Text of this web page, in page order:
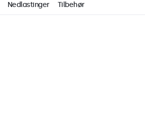
Nedlastinger Tilbehør